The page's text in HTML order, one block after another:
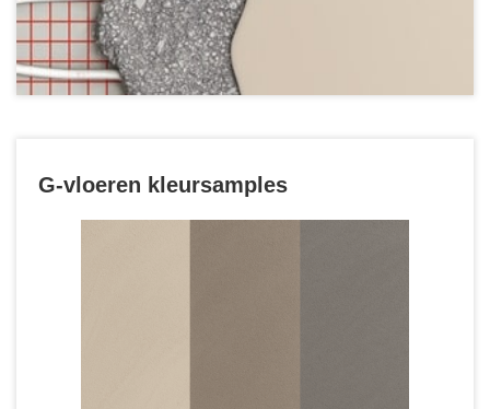
G-vloeren kleursamples